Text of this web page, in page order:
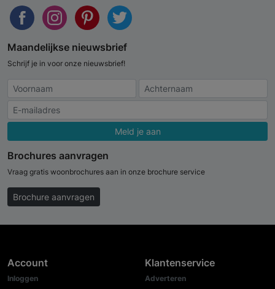
Maandelijkse nieuwsbrief
Schrijf je in voor onze nieuwsbrief!
Meld je aan
Brochures aanvragen
Vraag gratis woonbrochures aan in onze brochure service
Brochure aanvragen
Account
Inloggen
Klantenservice
Adverteren